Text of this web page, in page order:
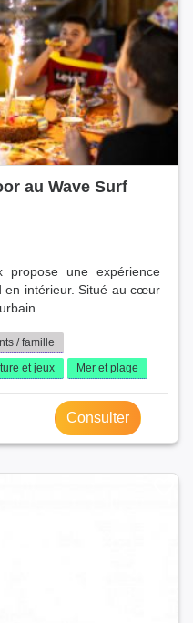
au Wave Surf
propose une expérience
en intérieur. Situé au cœur
/ famille
et jeux Mer et plage
Consulter